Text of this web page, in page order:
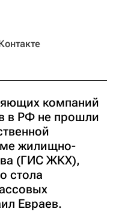
компаний
в РФ не прошли
жилищно-
(ГИС ЖКХ),
стола
Евраев.